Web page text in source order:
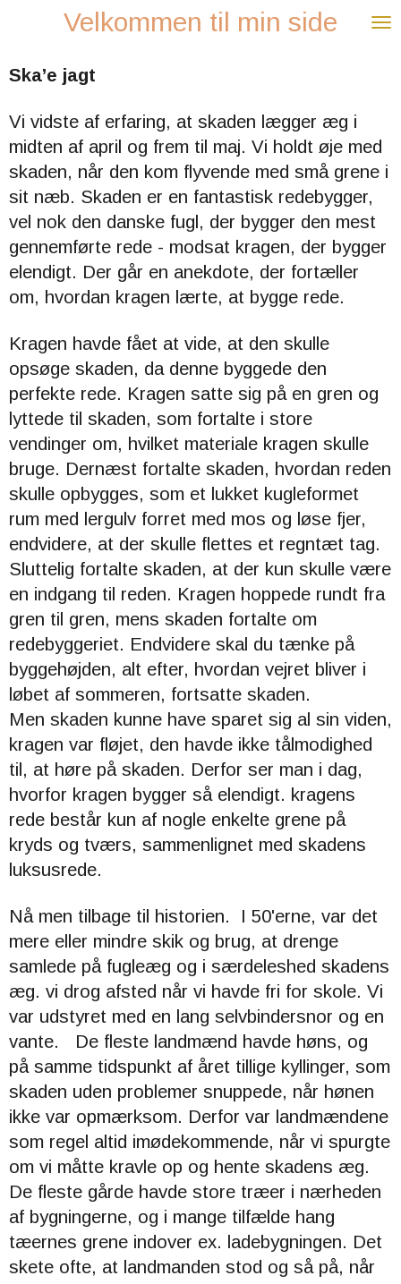
hovedindhold
Velkommen til min side
Ska’e jagt
Vi vidste af erfaring, at skaden lægger æg i
midten af april og frem til maj. Vi holdt øje med
skaden, når den kom flyvende med små grene i
sit næb. Skaden er en fantastisk redebygger,
vel nok den danske fugl, der bygger den mest
gennemførte rede - modsat kragen, der bygger
elendigt. Der går en anekdote, der fortæller
om, hvordan kragen lærte, at bygge rede.
Kragen havde fået at vide, at den skulle
opsøge skaden, da denne byggede den
perfekte rede. Kragen satte sig på en gren og
lyttede til skaden, som fortalte i store
vendinger om, hvilket materiale kragen skulle
bruge. Dernæst fortalte skaden, hvordan reden
skulle opbygges, som et lukket kugleformet
rum med lergulv forret med mos og løse fjer,
endvidere, at der skulle flettes et regntæt tag.
Sluttelig fortalte skaden, at der kun skulle være
en indgang til reden. Kragen hoppede rundt fra
gren til gren, mens skaden fortalte om
redebyggeriet. Endvidere skal du tænke på
byggehøjden, alt efter, hvordan vejret bliver i
løbet af sommeren, fortsatte skaden.
Men skaden kunne have sparet sig al sin viden,
kragen var fløjet, den havde ikke tålmodighed
til, at høre på skaden. Derfor ser man i dag,
hvorfor kragen bygger så elendigt. kragens
rede består kun af nogle enkelte grene på
kryds og tværs, sammenlignet med skadens
luksusrede.
Nå men tilbage til historien. I 50'erne, var det
mere eller mindre skik og brug, at drenge
samlede på fugleæg og i særdeleshed skadens
æg. vi drog afsted når vi havde fri for skole. Vi
var udstyret med en lang selvbindersnor og en
vante. De fleste landmænd havde høns, og
på samme tidspunkt af året tillige kyllinger, som
skaden uden problemer snuppede, når hønen
ikke var opmærksom. Derfor var landmændene
som regel altid imødekommende, når vi spurgte
om vi måtte kravle op og hente skadens æg.
De fleste gårde havde store træer i nærheden
af bygningerne, og i mange tilfælde hang
tæernes grene indover ex. ladebygningen. Det
skete ofte, at landmanden stod og så på, når